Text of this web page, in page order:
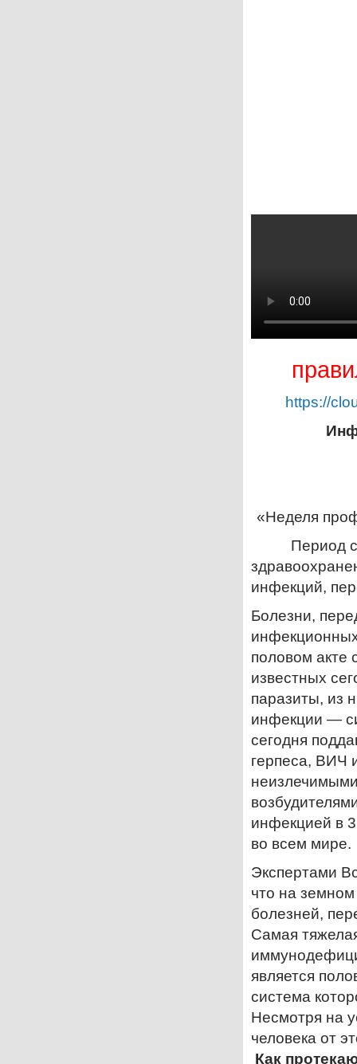
https://
«Неделя
Период с
инфекций,
Болезни,
половом
известных
паразиты, из
инфекции —
сегодня
герпеса, ВИЧ
инфекцией в
во всем мире.
Экспертами
что на
болезней,
Самая
является
система
Несмотря на
человека от
Как